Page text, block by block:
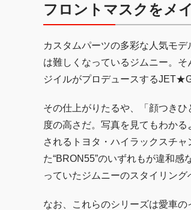
フロントマスクをメ
カスタムパーツの多彩な人気モ
は難しくなっているジムニー。
ジイルがプロデュースする
その仕上がりたるや、「顔つき
度の高さだ。写真を見てもわか
されるトヨタ・ハイラックスチ
た“BRON55”のいずれもが違和
っていたジムニーのスタイリング
なお、これらのシリーズは愛車